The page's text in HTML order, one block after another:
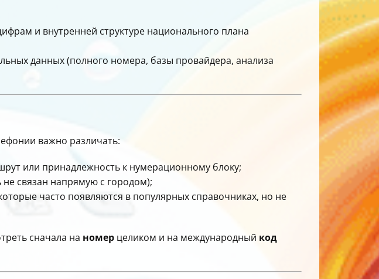
и внутренней структуре национального плана
данных (полного номера, базы провайдера, анализа
важно различать:
или принадлежность к нумерационному блоку;
связан напрямую с городом);
часто появляются в популярных справочниках, но не
сначала на номер целиком и на международный код